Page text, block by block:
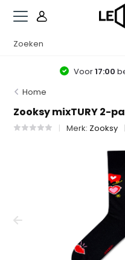
Voor17:00
Home
Zooksy mixTURY 2-
Merk: Zooksy